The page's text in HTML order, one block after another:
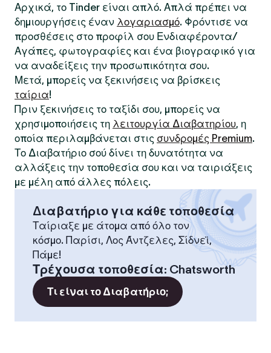
Αρχικά, το Tinder είναι απλό. Απλά πρέπει να
δημιουργήσεις έναν λογαριασμό. Φρόντισε να
προσθέσεις στο προφίλ σου Ενδιαφέροντα/
Αγάπες, φωτογραφίες και ένα βιογραφικό για
να αναδείξεις την προσωπικότητα σου.
Μετά, μπορείς να ξεκινήσεις να βρίσκεις
ταίρια!
Πριν ξεκινήσεις το ταξίδι σου, μπορείς να
χρησιμοποιήσεις τη λειτουργία Διαβατηρίου, η
οποία περιλαμβάνεται στις συνδρομές Premium.
Το Διαβατήριο σού δίνει τη δυνατότητα να
αλλάξεις την τοποθεσία σου και να ταιριάξεις
με μέλη από άλλες πόλεις.
Διαβατήριο για κάθε τοποθεσία
Ταίριαξε με άτομα από όλο τον
κόσμο. Παρίσι, Λος Άντζελες, Σίδνεϊ,
Πάμε!
Τρέχουσα τοποθεσία: Chatsworth
Τι είναι το Διαβατήριο;